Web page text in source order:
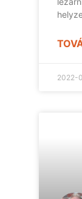
2022-